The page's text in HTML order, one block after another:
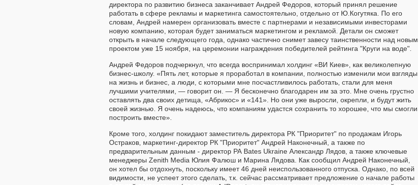
директора по развитию бизнеса заканчивает Андрей Федоров, который принял решение
работать в сфере рекламы и маркетинга самостоятельно, отдельно от Ю.Когутяка. По его
словам, Андрей намерен организовать вместе с партнерами и независимыми инвесторами
новую компанию, которая будет заниматься маркетингом и рекламой. Детали он сможет
открыть в начале следующего года, однако частично снимет завесу таинственности над новым
проектом уже 15 ноября, на церемонии награждения победителей рейтинга "Круги на воде".
Андрей Федоров подчеркнул, что всегда воспринимал холдинг «ВИ Киев», как великолепную
бизнес-школу. «Пять лет, которые я проработал в компании, полностью изменили мои взгляды
на жизнь и бизнес, а люди, с которыми мне посчастливилось работать, стали для меня
лучшими учителями, — говорит он. — Я бесконечно благодарен им за это. Мне очень грустно
оставлять два своих детища, «Абрикос» и «141». Но они уже выросли, окрепли, и будут жить
своей жизнью. Я очень надеюсь, что компаниям удастся сохранить то хорошее, что мы смогли
построить вместе».
Кроме того, холдинг покидают заместитель директора РК "Приоритет" по продажам Игорь
Остраков, маркетинг-директор РК "Приоритет" Андрей Наконечный, а также по
предварительным данным - директор РА Bates Ukraine Александр Лядов, а также ключевые
менеджеры Zenith Media Юлия Фалюш и Марина Лядова. Как сообщил Андрей Наконечный,
он хотел бы отдохнуть, поскольку имеет 46 дней неиспользованного отпуска. Однако, по всей
видимости, не успеет этого сделать, т.к. сейчас рассматривает предложение о начале работы